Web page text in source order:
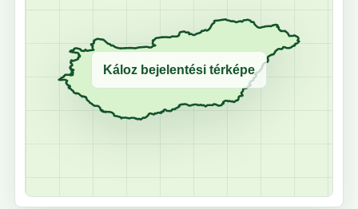
Káloz bejelentési térképe